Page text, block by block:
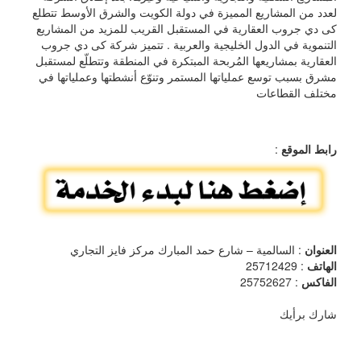
لعدد من المشاريع المميزة في دولة الكويت والشرق الأوسط تتطلع
كى دي جروب العقارية في المستقبل القريب للمزيد من المشاريع
التنموية في الدول الخليجية والعربية . تتميز شركة كى دي جروب
العقارية بمشاريعها المُربحة المبتكرة في المنطقة وتتطلّع لمستقبل
مشرق بسبب توسع عملياتها المستمر وتنوّع أنشطتها وعملياتها في
مختلف القطاعات
رابط الموقع :
العنوان : السالمية – شارع حمد المبارك مركز فايز التجاري
الهاتف : 25712429
الفاكس : 25752627
شارك برأيك